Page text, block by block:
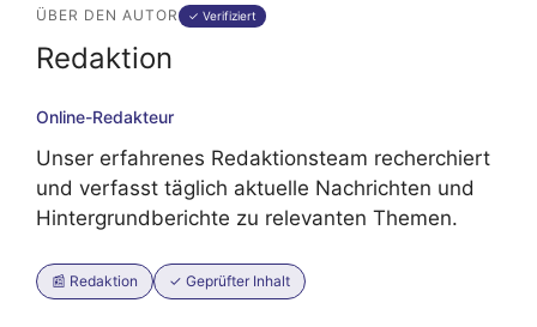
ÜBER DEN AUTOR ✓ Verifiziert
Redaktion
Online-Redakteur
Unser erfahrenes Redaktionsteam recherchiert
und verfasst täglich aktuelle Nachrichten und
Hintergrundberichte zu relevanten Themen.
📰 Redaktion ✓ Geprüfter Inhalt